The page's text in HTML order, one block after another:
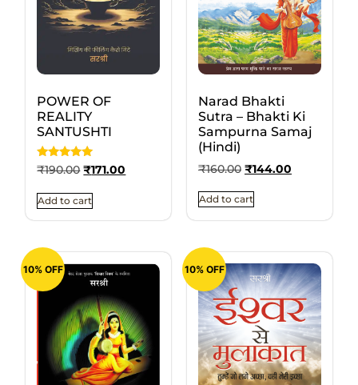
POWER OF
REALITY
SANTUSHTI
Rated
5.00
₹190.00 ₹171.00
Add to cart
Narad Bhakti
Sutra – Bhakti Ki
Sampurna Samaj
(Hindi)
₹160.00 ₹144.00
Add to cart
10% OFF 10% OFF